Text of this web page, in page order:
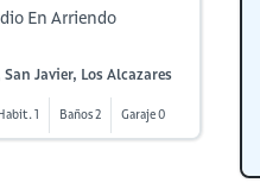
En Arriendo
Javier, Los Alcazares
1 Baños 2 Garaje 0